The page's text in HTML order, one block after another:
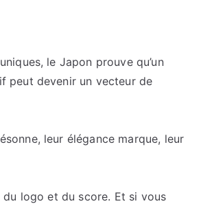
le Japon prouve qu’un
peut devenir un vecteur de
leur élégance marque, leur
du logo et du score. Et si vous